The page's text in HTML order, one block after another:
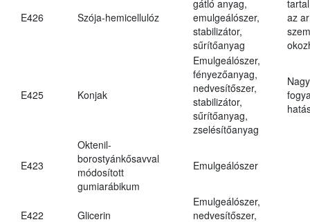
E426 Szója-hemicellulóz
gátló anyag,
emulgeálószer,
stabilizátor,
sűrítőanyag
az
E425 Konjak
Emulgeálószer,
fényezőanyag,
nedvesítőszer,
stabilizátor,
sűrítőanyag,
zselésítőanyag
E423
Oktenil-
borostyánkősavval
módosított
gumiarábikum
Emulgeálószer
E422 Glicerin
Emulgeálószer,
nedvesítőszer,